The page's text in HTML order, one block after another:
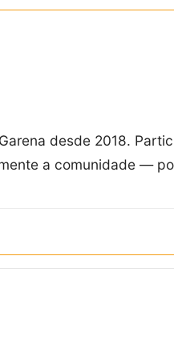
desde 2018.
a comunidade —